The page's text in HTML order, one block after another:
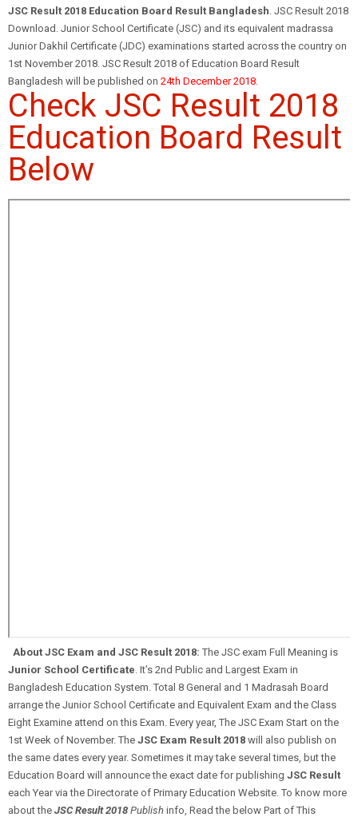
JSC Result 2018 Education Board Result Bangladesh. JSC Result 2018
Download. Junior School Certificate (JSC) and its equivalent madrassa
Junior Dakhil Certificate (JDC) examinations started across the country on
1st November 2018. JSC Result 2018 of Education Board Result
Bangladesh will be published on 24th December 2018.
Check JSC Result 2018
Education Board Result
Below
About JSC Exam and JSC Result 2018: The JSC exam Full Meaning is
Junior School Certificate. It’s 2nd Public and Largest Exam in
Bangladesh Education System. Total 8 General and 1 Madrasah Board
arrange the Junior School Certificate and Equivalent Exam and the Class
Eight Examine attend on this Exam. Every year, The JSC Exam Start on the
1st Week of November. The JSC Exam Result 2018 will also publish on
the same dates every year. Sometimes it may take several times, but the
Education Board will announce the exact date for publishing JSC Result
each Year via the Directorate of Primary Education Website. To know more
about the JSC Result 2018 Publish info, Read the below Part of This